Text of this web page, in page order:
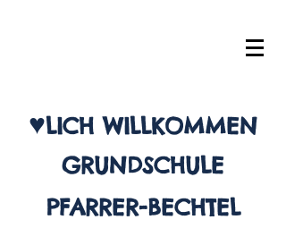
♥LICH WILLKOMMEN
GRUNDSCHULE
PFARRER-BECHTEL